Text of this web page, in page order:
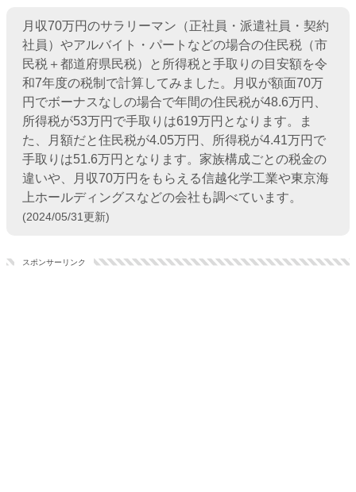
月収70万円のサラリーマン（正社員・派遣社員・契約
社員）やアルバイト・パートなどの場合の住民税（市
民税＋都道府県民税）と所得税と手取りの目安額を令
和7年度の税制で計算してみました。月収が額面70万
円でボーナスなしの場合で年間の住民税が48.6万円、
所得税が53万円で手取りは619万円となります。ま
た、月額だと住民税が4.05万円、所得税が4.41万円で
手取りは51.6万円となります。家族構成ごとの税金の
違いや、月収70万円をもらえる信越化学工業や東京海
上ホールディングスなどの会社も調べています。
(2024/05/31更新)
スポンサーリンク